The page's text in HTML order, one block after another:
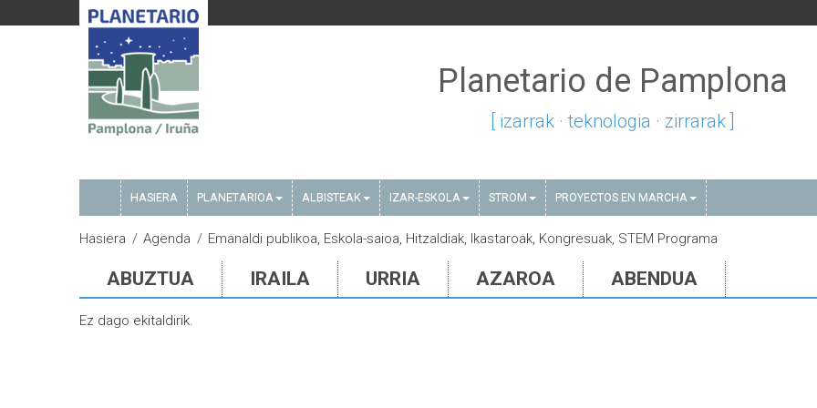
Planetario de Pamplona
[ izarrak · teknologia · zirrarak ]
HASIERA PLANETARIOA ALBISTEAK IZAR-ESKOLA STROM PROYECTOS EN MARCHA
Hasiera Agenda Emanaldi publikoa, Eskola-saioa, Hitzaldiak, Ikastaroak, Kongresuak, STEM Programa
ABUZTUA IRAILA URRIA AZAROA ABENDUA
Ez dago ekitaldirik.